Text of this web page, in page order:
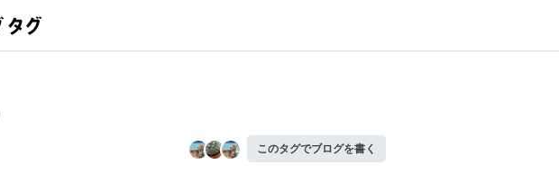
このタグでブログを書く